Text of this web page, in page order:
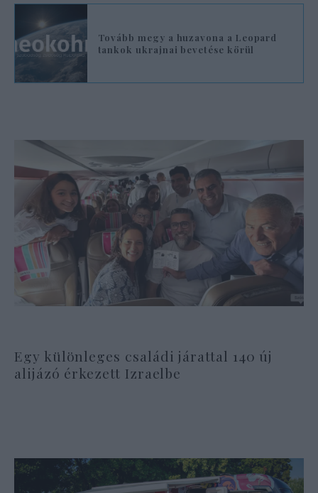
Tovább megy a huzavona a Leopard
tankok ukrajnai bevetése körül
Egy különleges családi járattal 140 új
alijázó érkezett Izraelbe